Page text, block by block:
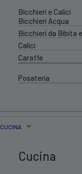
Bicchieri e Calici
Bicchieri Acqua
Bicchieri da Bibita
Calici
Caraffe
Posateria
CUCINA
Cucina